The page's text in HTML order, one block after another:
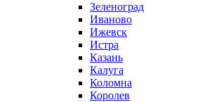
Зеленоград
Иваново
Ижевск
Истра
Казань
Калуга
Коломна
Королев